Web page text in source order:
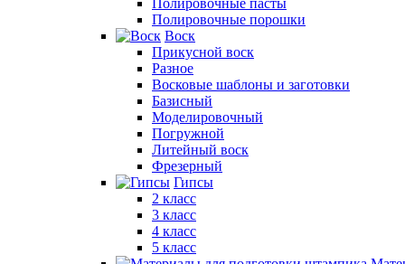
Полировочные пасты
Полировочные порошки
Воск
Прикусной воск
Разное
Восковые шаблоны и заготовки
Базисный
Моделировочный
Погружной
Литейный воск
Фрезерный
Гипсы
2 класс
3 класс
4 класс
5 класс